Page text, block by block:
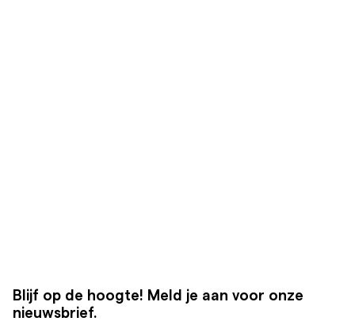
Blijf op de hoogte! Meld je aan voor onze
nieuwsbrief.